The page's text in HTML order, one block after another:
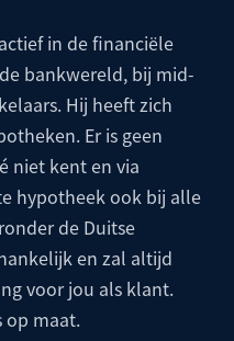
in de financiële
bankwereld, bij mid-
Hij heeft zich
Er is geen
niet kent en via
hypotheek ook bij alle
de Duitse
en zal altijd
voor jou als klant.
op maat.